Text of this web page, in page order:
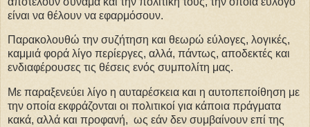
είναι να θέλουν να εφαρμόσουν.
Παρακολουθώ την συζήτηση και θεωρώ εύλογες, λογικές,
καμμιά φορά λίγο περίεργες, αλλά, πάντως, αποδεκτές και
ενδιαφέρουσες τις θέσεις ενός συμπολίτη μας.
Με παραξενεύει λίγο η αυταρέσκεια και η αυτοπεποίθηση με
την οποία εκφράζονται οι πολιτικοί για κάποια πράγματα
κακά, αλλά και προφανή, ως εάν δεν συμβαίνουν επί της